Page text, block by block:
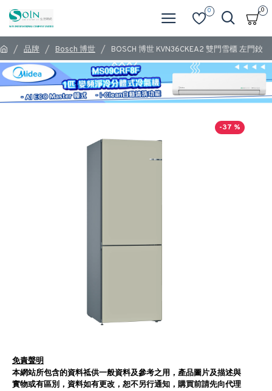
0 0
品牌 Bosch 博世 BOSCH 博世 KVN36CKEA2 雙門雪櫃 左門鉸
-37 %
免責聲明
本網站所包含的資料祗供一般資料及參考之用，產品圖片及描述與
實物或有區別，資料如有更改，恕不另行通知，購買前請先向代理